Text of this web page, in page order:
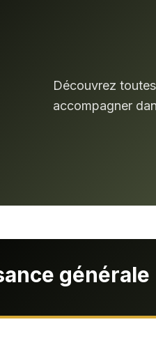
Découvrez
accompagner
générale